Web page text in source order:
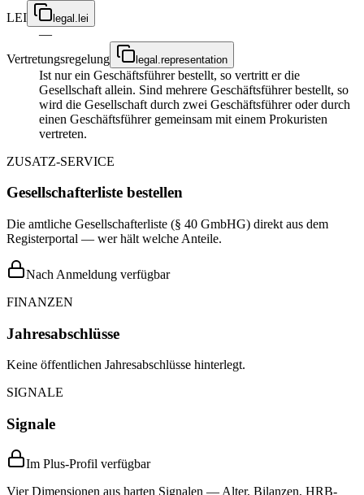
LEI
legal.lei
—
Vertretungsregelung
legal.representation
Ist nur ein Geschäftsführer bestellt, so vertritt er die
Gesellschaft allein. Sind mehrere Geschäftsführer bestellt, so
wird die Gesellschaft durch zwei Geschäftsführer oder durch
einen Geschäftsführer gemeinsam mit einem Prokuristen
vertreten.
ZUSATZ-SERVICE
Gesellschafterliste bestellen
Die amtliche Gesellschafterliste (§ 40 GmbHG) direkt aus dem
Registerportal — wer hält welche Anteile.
Nach Anmeldung verfügbar
FINANZEN
Jahresabschlüsse
Keine öffentlichen Jahresabschlüsse hinterlegt.
SIGNALE
Signale
Im Plus-Profil verfügbar
Vier Dimensionen aus harten Signalen — Alter, Bilanzen, HRB-